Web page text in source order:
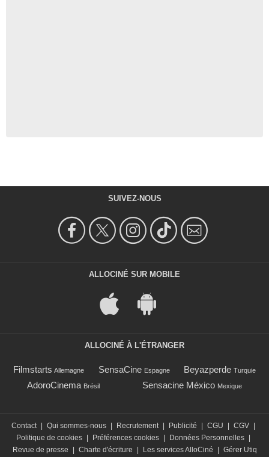
SUIVEZ-NOUS
ALLOCINÉ SUR MOBILE
ALLOCINÉ À L'ÉTRANGER
Filmstarts Allemagne SensaCine Espagne Beyazperde Turquie
AdoroCinema Brésil Sensacine México Mexique
Contact | Qui sommes-nous | Recrutement | Publicité | CGU | CGV |
Politique de cookies | Préférences cookies | Données Personnelles |
Revue de presse
| Charte d'écriture | Les services AlloCiné | Gérer Utiq